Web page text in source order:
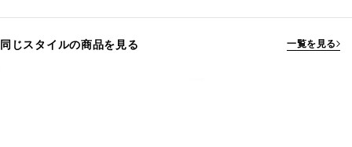
同じスタイルの商品を見る 一覧を見る